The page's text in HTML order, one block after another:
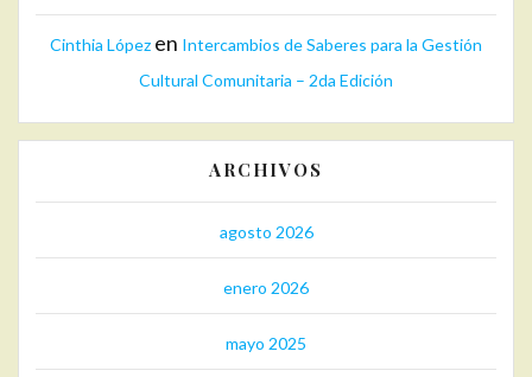
Cinthia López en Intercambios de Saberes para la Gestión
Cultural Comunitaria – 2da Edición
ARCHIVOS
agosto 2026
enero 2026
mayo 2025